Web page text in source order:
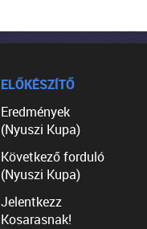
ELŐKÉSZÍTŐ
Eredmények
(Nyuszi Kupa)
Következő forduló
(Nyuszi Kupa)
Jelentkezz
Kosarasnak!